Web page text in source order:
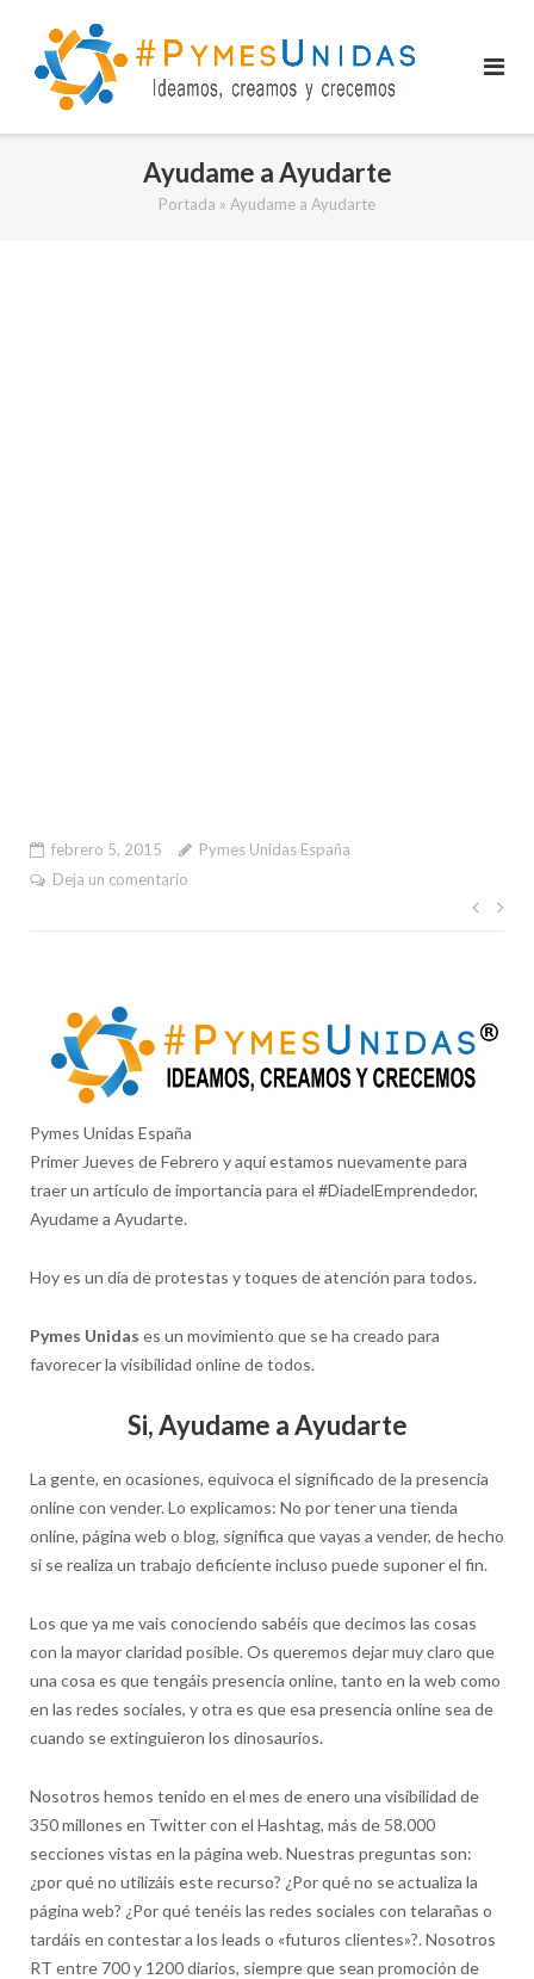
contenido
Ayudame a Ayudarte
Portada » Ayudame a Ayudarte
febrero 5, 2015
Pymes Unidas España
Deja un comentario
Pymes Unidas España
Primer Jueves de Febrero y aquí estamos nuevamente para
traer un artículo de importancia para el #DiadelEmprendedor,
Ayudame a Ayudarte.
Hoy es un día de protestas y toques de atención para todos.
Pymes Unidas es un movimiento que se ha creado para
favorecer la visibilidad online de todos.
Si, Ayudame a Ayudarte
La gente, en ocasiones, equivoca el significado de la presencia
online con vender. Lo explicamos: No por tener una tienda
online, página web o blog, significa que vayas a vender, de hecho
si se realiza un trabajo deficiente incluso puede suponer el fin.
Los que ya me vais conociendo sabéis que decimos las cosas
con la mayor claridad posible. Os queremos dejar muy claro que
una cosa es que tengáis presencia online, tanto en la web como
en las redes sociales, y otra es que esa presencia online sea de
cuando se extinguieron los dinosaurios.
Nosotros hemos tenido en el mes de enero una visibilidad de
350 millones en Twitter con el Hashtag, más de 58.000
secciones vistas en la página web. Nuestras preguntas son:
¿por qué no utilizáis este recurso? ¿Por qué no se actualiza la
página web? ¿Por qué tenéis las redes sociales con telarañas o
tardáis en contestar a los leads o «futuros clientes»?. Nosotros
RT entre 700 y 1200 diarios, siempre que sean promoción de